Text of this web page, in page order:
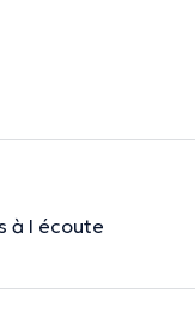
à l écoute